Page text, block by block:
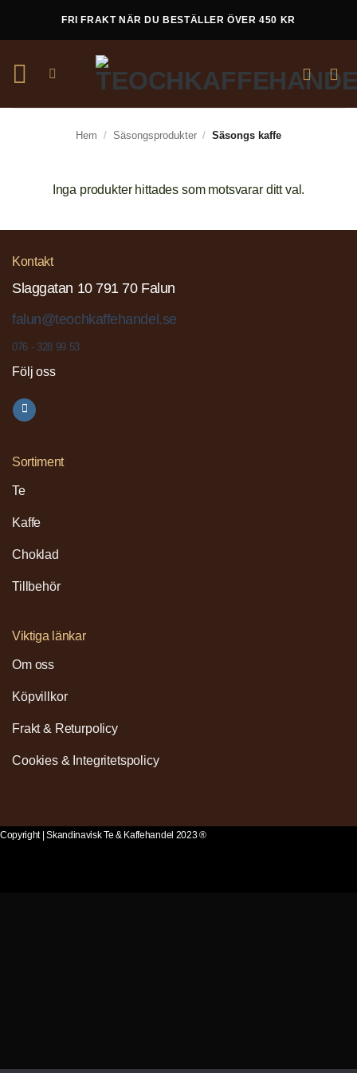
FRI FRAKT NÄR DU BESTÄLLER ÖVER 450 KR
Hem / Säsongsprodukter / Säsongs kaffe
Inga produkter hittades som motsvarar ditt val.
Kontakt
Slaggatan 10 791 70 Falun
falun@teochkaffehandel.se
076 - 328 99 53
Följ oss
Sortiment
Te
Kaffe
Choklad
Tillbehör
Viktiga länkar
Om oss
Köpvillkor
Frakt & Returpolicy
Cookies & Integritetspolicy
Copyright | Skandinavisk Te & Kaffehandel 2023 ®